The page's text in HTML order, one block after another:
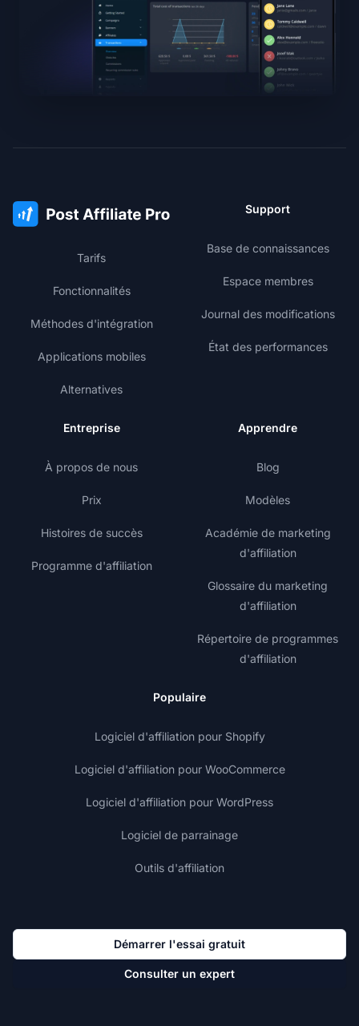
Tarifs
Fonctionnalités
Méthodes d'intégration
Applications mobiles
Alternatives
Support
Base de connaissances
Espace membres
Journal des modifications
État des performances
Entreprise
À propos de nous
Prix
Histoires de succès
Programme d'affiliation
Apprendre
Blog
Modèles
Académie de marketing
d'affiliation
Glossaire du marketing
d'affiliation
Répertoire de programmes
d'affiliation
Populaire
Logiciel d'affiliation pour Shopify
Logiciel d'affiliation pour WooCommerce
Logiciel d'affiliation pour WordPress
Logiciel de parrainage
Outils d'affiliation
Démarrer l'essai gratuit
Consulter un expert